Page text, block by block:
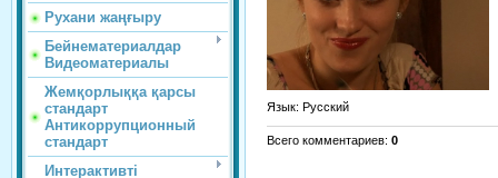
Рухани жаңғыру
Бейнематериалдар
Видеоматериалы
Жемқорлыққа қарсы
стандарт
Антикоррупционный
стандарт
Интерактивті
Язык: Русский
Всего комментариев: 0